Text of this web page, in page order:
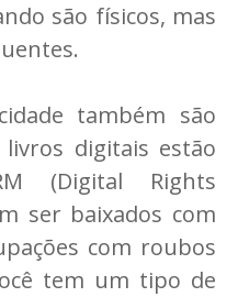
são físicos, mas
também são
digitais estão
(Digital Rights
ser baixados com
com roubos
tem um tipo de